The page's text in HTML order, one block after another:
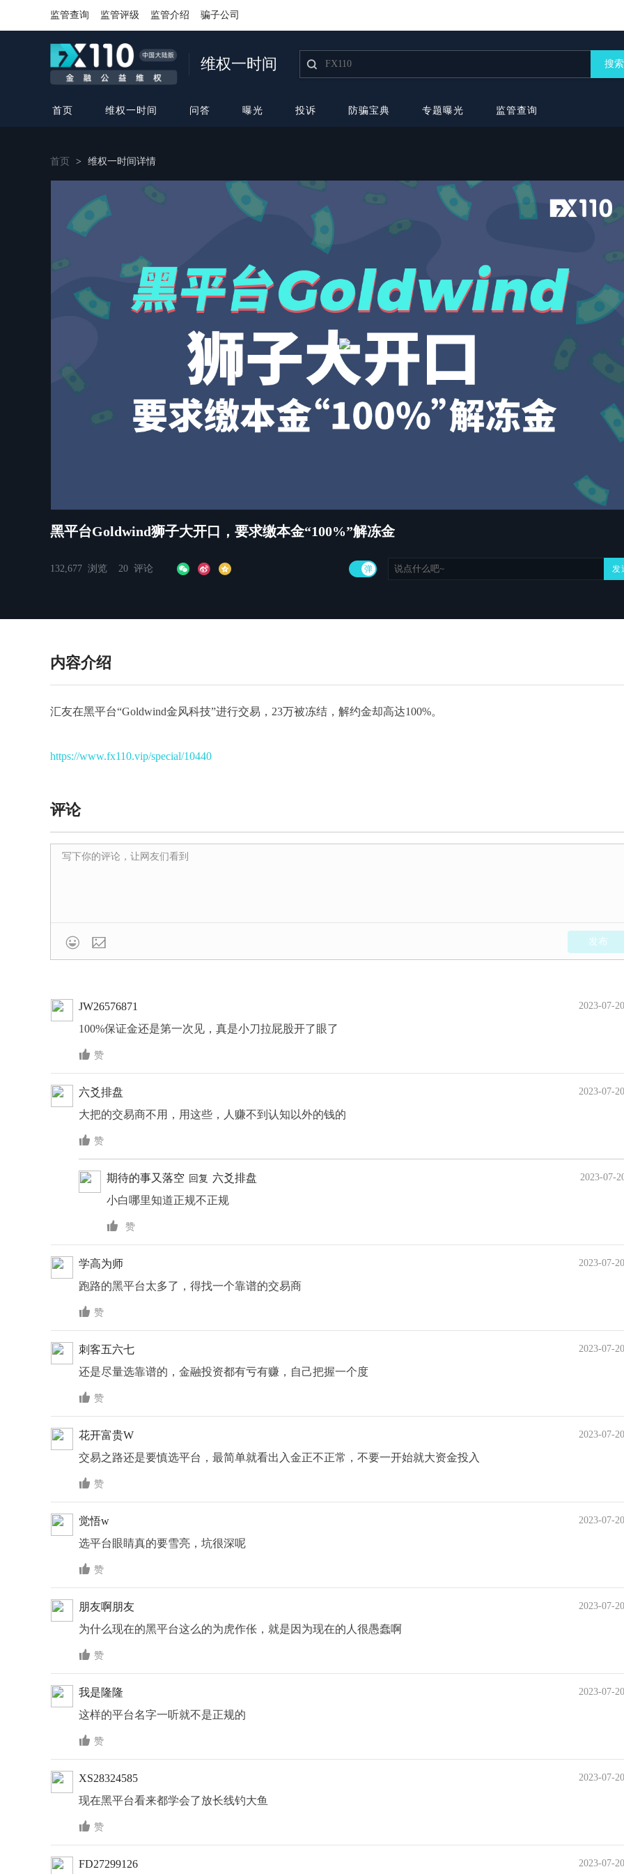
监管查询 监管评级 监管介绍 骗子公司
维权一时间 搜索
首页 维权一时间 问答 曝光 投诉 防骗宝典 专题曝光 监管查询
首页 > 维权一时间详情
쀄 쀁
쀂
黑平台Goldwind狮子大开口，要求缴本金“100%”解冻金
132,677 浏览 20 评论 发
弹
内容介绍
汇友在黑平台“Goldwind金风科技”进行交易，23万被冻结，解约金却高达100%。
https://www.fx110.vip/special/10440
评论
 发布
JW26576871 2023-07-20
100%保证金还是第一次见，真是小刀拉屁股开了眼了
 赞
六爻排盘 2023-07-20
大把的交易商不用，用这些，人赚不到认知以外的钱的
 赞
期待的事又落空 回复 六爻排盘 2023-07-
小白哪里知道正规不正规
 赞
学高为师 2023-07-20
跑路的黑平台太多了，得找一个靠谱的交易商
 赞
刺客五六七 2023-07-20
还是尽量选靠谱的，金融投资都有亏有赚，自己把握一个度
 赞
花开富贵W 2023-07-20
交易之路还是要慎选平台，最简单就看出入金正不正常，不要一开始就大资金投入
 赞
觉悟w 2023-07-20
选平台眼睛真的要雪亮，坑很深呢
 赞
朋友啊朋友 2023-07-20
为什么现在的黑平台这么的为虎作伥，就是因为现在的人很愚蠢啊
 赞
我是隆隆 2023-07-20
这样的平台名字一听就不是正规的
 赞
XS28324585 2023-07-20
现在黑平台看来都学会了放长线钓大鱼
 赞
FD27299126 2023-07-20